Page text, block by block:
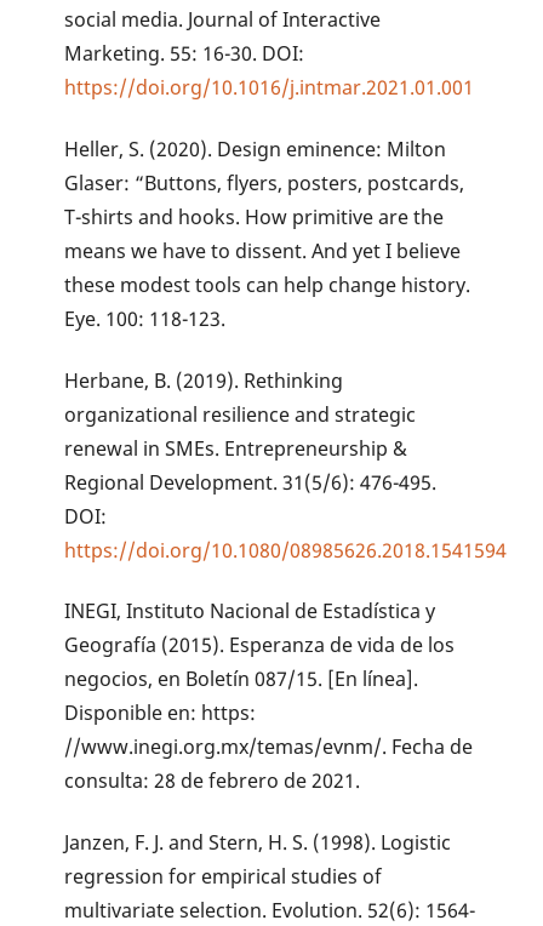
social media. Journal of Interactive
Marketing. 55: 16-30. DOI:
https://doi.org/10.1016/j.intmar.2021.01.001
Heller, S. (2020). Design eminence: Milton
Glaser: “Buttons, flyers, posters, postcards,
T-shirts and hooks. How primitive are the
means we have to dissent. And yet I believe
these modest tools can help change history.
Eye. 100: 118-123.
Herbane, B. (2019). Rethinking
organizational resilience and strategic
renewal in SMEs. Entrepreneurship &
Regional Development. 31(5/6): 476-495.
DOI:
https://doi.org/10.1080/08985626.2018.1541594
INEGI, Instituto Nacional de Estadística y
Geografía (2015). Esperanza de vida de los
negocios, en Boletín 087/15. [En línea].
Disponible en: https:
//www.inegi.org.mx/temas/evnm/. Fecha de
consulta: 28 de febrero de 2021.
Janzen, F. J. and Stern, H. S. (1998). Logistic
regression for empirical studies of
multivariate selection. Evolution. 52(6): 1564-